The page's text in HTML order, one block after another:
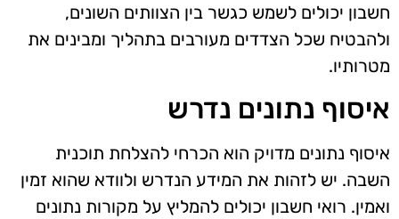
חשבון יכולים לשמש כגשר בין הצוותים השונים,
ולהבטיח שכל הצדדים מעורבים בתהליך ומבינים את
מטרותיו.
איסוף נתונים נדרש
איסוף נתונים מדויק הוא הכרחי להצלחת תוכנית
השבה. יש לזהות את המידע הנדרש ולוודא שהוא זמין
ואמין. רואי חשבון יכולים להמליץ על מקורות נתונים